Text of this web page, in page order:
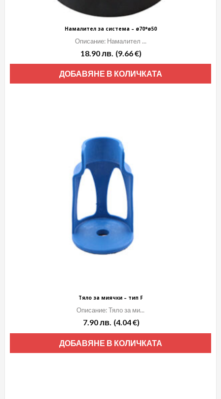
Намалител за система – ø70*ø50
Описание: Намалител ...
18.90лв. (9.66 €)
ДОБАВЯНЕ В КОЛИЧКАТА
Тяло за миячки – тип F
Описание: Тяло за ми...
7.90лв. (4.04 €)
ДОБАВЯНЕ В КОЛИЧКАТА